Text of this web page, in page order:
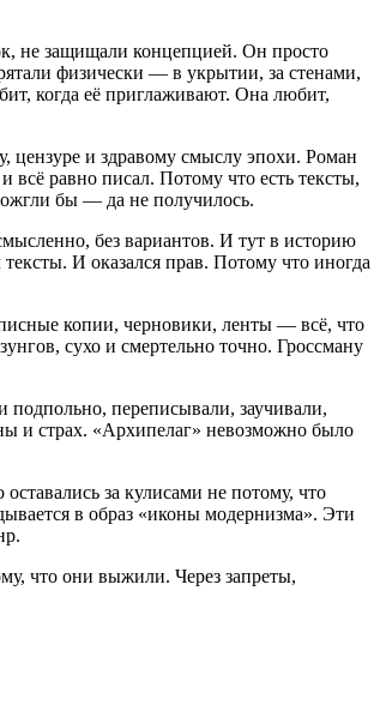
не защищали концепцией. Он просто
физически — в укрытии, за стенами,
когда её приглаживают. Она любит,
цензуре и здравому смыслу эпохи. Роман
всё равно писал. Потому что есть тексты,
бы — да не получилось.
без вариантов. И тут в историю
И оказался прав. Потому что иногда
копии, черновики, ленты — всё, что
сухо и смертельно точно. Гроссману
переписывали, заучивали,
и страх. «Архипелаг» невозможно было
за кулисами не потому, что
в образ «иконы модернизма». Эти
что они выжили. Через запреты,